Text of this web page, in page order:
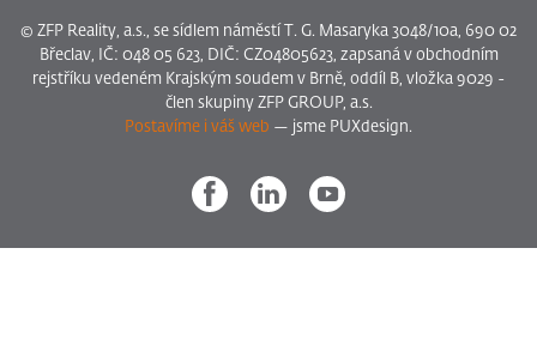
© ZFP Reality, a.s., se sídlem náměstí T. G. Masaryka 3048/10a, 690 02
Břeclav, IČ: 048 05 623, DIČ: CZ04805623, zapsaná v obchodním
rejstříku vedeném Krajským soudem v Brně, oddíl B, vložka 9029 -
člen skupiny ZFP GROUP, a.s.
Postavíme i váš web — jsme PUXdesign.